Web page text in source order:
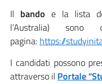
Il bando e la lista
l’Australia) sono
pagina:https://
I candidati possono
attraverso ilPortale